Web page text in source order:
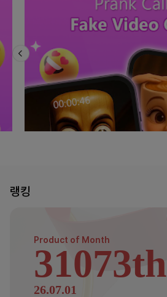
랭킹
Product of Month
31073th
26.07.01